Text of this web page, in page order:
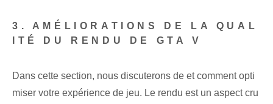
3. AMÉLIORATIONS DE LA QUAL
ITÉ DU RENDU DE GTA V
Dans cette section, nous discuterons de et comment opti
miser votre expérience de jeu. Le rendu est un aspect cru